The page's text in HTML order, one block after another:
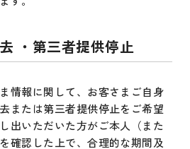
・第三者提供停止
情報に関して、お客さまご自身
または第三者提供停止をご希望
出いただいた方がご本人（また
確認した上で、合理的な期間及